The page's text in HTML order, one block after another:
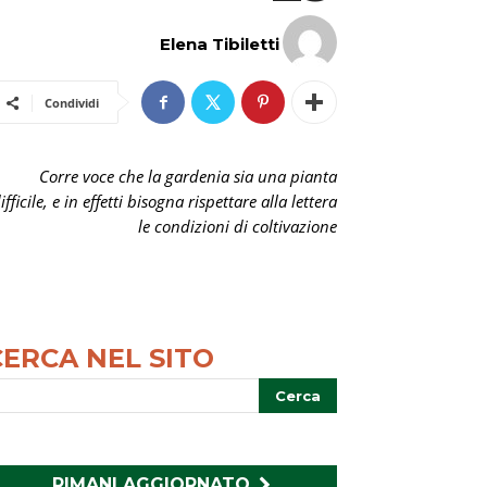
Elena Tibiletti
Condividi
Corre voce che la gardenia sia una pianta
e in effetti bisogna rispettare alla lettera
le condizioni di coltivazione
NEL SITO